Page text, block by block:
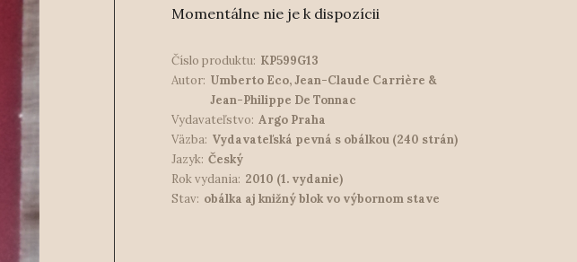
Momentálne nie je k dispozícii
Číslo produktu: KP599G13
Autor: Umberto Eco, Jean-Claude Carrière &
Jean-Philippe De Tonnac
Vydavateľstvo: Argo Praha
Väzba: Vydavateľská pevná s obálkou (240 strán)
Jazyk: Český
Rok vydania: 2010 (1. vydanie)
Stav: obálka aj knižný blok vo výbornom stave